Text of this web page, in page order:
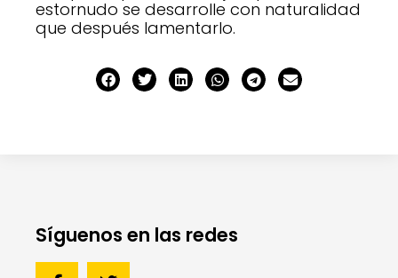
estornudo se desarrolle con naturalidad
que después lamentarlo.
Síguenos en las redes